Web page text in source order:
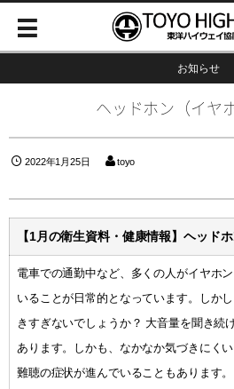
お知らせ
ヘッドホン（イヤ
2022年1月25日 toyo
【1月の衛生資料・健康情報】ヘッド
電車での通勤中など、多くの人がイヤホ
いることが日常的となっています。しか
きすぎないでしょうか？ 大音量を聞き続
あります。しかも、なかなか気づきにく
難聴の症状が進んでいることもありま